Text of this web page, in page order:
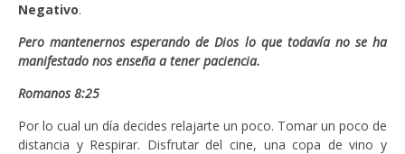
Negativo.
Pero mantenernos esperando de Dios lo que todavía no se ha
manifestado nos enseña a tener paciencia.
Romanos 8:25
Por lo cual un día decides relajarte un poco. Tomar un poco de
distancia y Respirar. Disfrutar del cine, una copa de vino y